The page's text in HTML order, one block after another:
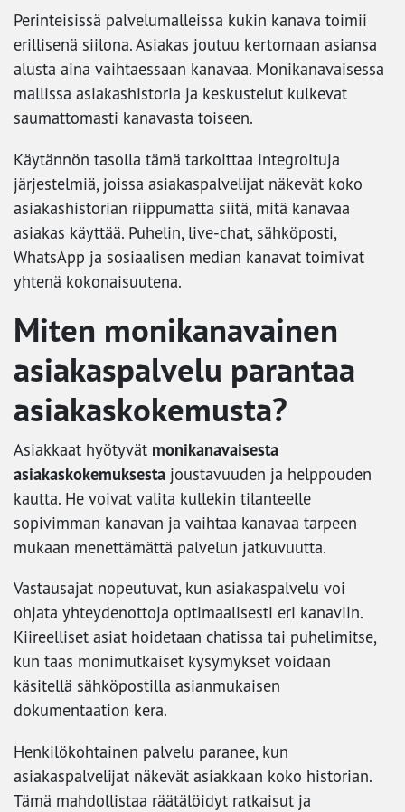
Perinteisissä palvelumalleissa kukin kanava toimii
erillisenä siilona. Asiakas joutuu kertomaan asiansa
alusta aina vaihtaessaan kanavaa. Monikanavaisessa
mallissa asiakashistoria ja keskustelut kulkevat
saumattomasti kanavasta toiseen.
Käytännön tasolla tämä tarkoittaa integroituja
järjestelmiä, joissa asiakaspalvelijat näkevät koko
asiakashistorian riippumatta siitä, mitä kanavaa
asiakas käyttää. Puhelin, live-chat, sähköposti,
WhatsApp ja sosiaalisen median kanavat toimivat
yhtenä kokonaisuutena.
Miten monikanavainen
asiakaspalvelu parantaa
asiakaskokemusta?
Asiakkaat hyötyvät monikanavaisesta
asiakaskokemuksesta joustavuuden ja helppouden
kautta. He voivat valita kullekin tilanteelle
sopivimman kanavan ja vaihtaa kanavaa tarpeen
mukaan menettämättä palvelun jatkuvuutta.
Vastausajat nopeutuvat, kun asiakaspalvelu voi
ohjata yhteydenottoja optimaalisesti eri kanaviin.
Kiireelliset asiat hoidetaan chatissa tai puhelimitse,
kun taas monimutkaiset kysymykset voidaan
käsitellä sähköpostilla asianmukaisen
dokumentaation kera.
Henkilökohtainen palvelu paranee, kun
asiakaspalvelijat näkevät asiakkaan koko historian.
Tämä mahdollistaa räätälöidyt ratkaisut ja